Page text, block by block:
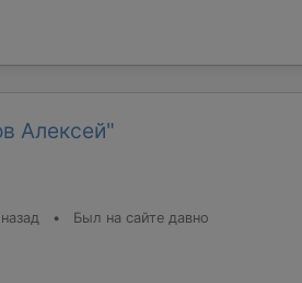
Алексей"
• Был на сайте давно